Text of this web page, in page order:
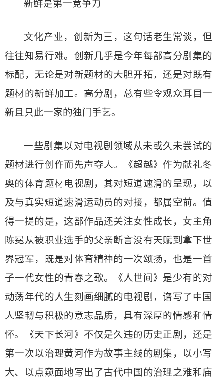
新鲜是第一竞争力
文化产业，创新为王，这句话老生常谈，但
往往知易行难。创新几乎是今年每部高分剧集的
标配，无论是对新题材的大胆开拓，还是对既有
题材的新鲜加工。高分剧，总有些令观众耳目一
新且只此一家的独门手艺。
一些剧集以对电视剧领域从未或久未尝试的
题材进行创作而先声夺人。《超越》作为献礼冬
奥的体育题材电视剧，其对短道速滑的呈现，以
及与真实短道速滑运动员的对接，都属空前。值
得一提的是，这部作品还关注女性成长，女主角
陈冕从被职业选手的父亲断言没有天赋到拿下世
界冠军，既是对体育精神的一次颂扬，也是一首
子一代女性的青春之歌。《人世间》是少有的对
动荡年代的人生刻画细腻的电视剧，谱写了中国
人坚韧与积极的意志品质，具有深厚的情感和情
怀。《天下长河》不仅是久违的历史正剧，还是
第一次以治理黄河作为故事主线的剧集，以小写
大、以点窥面地写出了古代中国的治理之难和庙